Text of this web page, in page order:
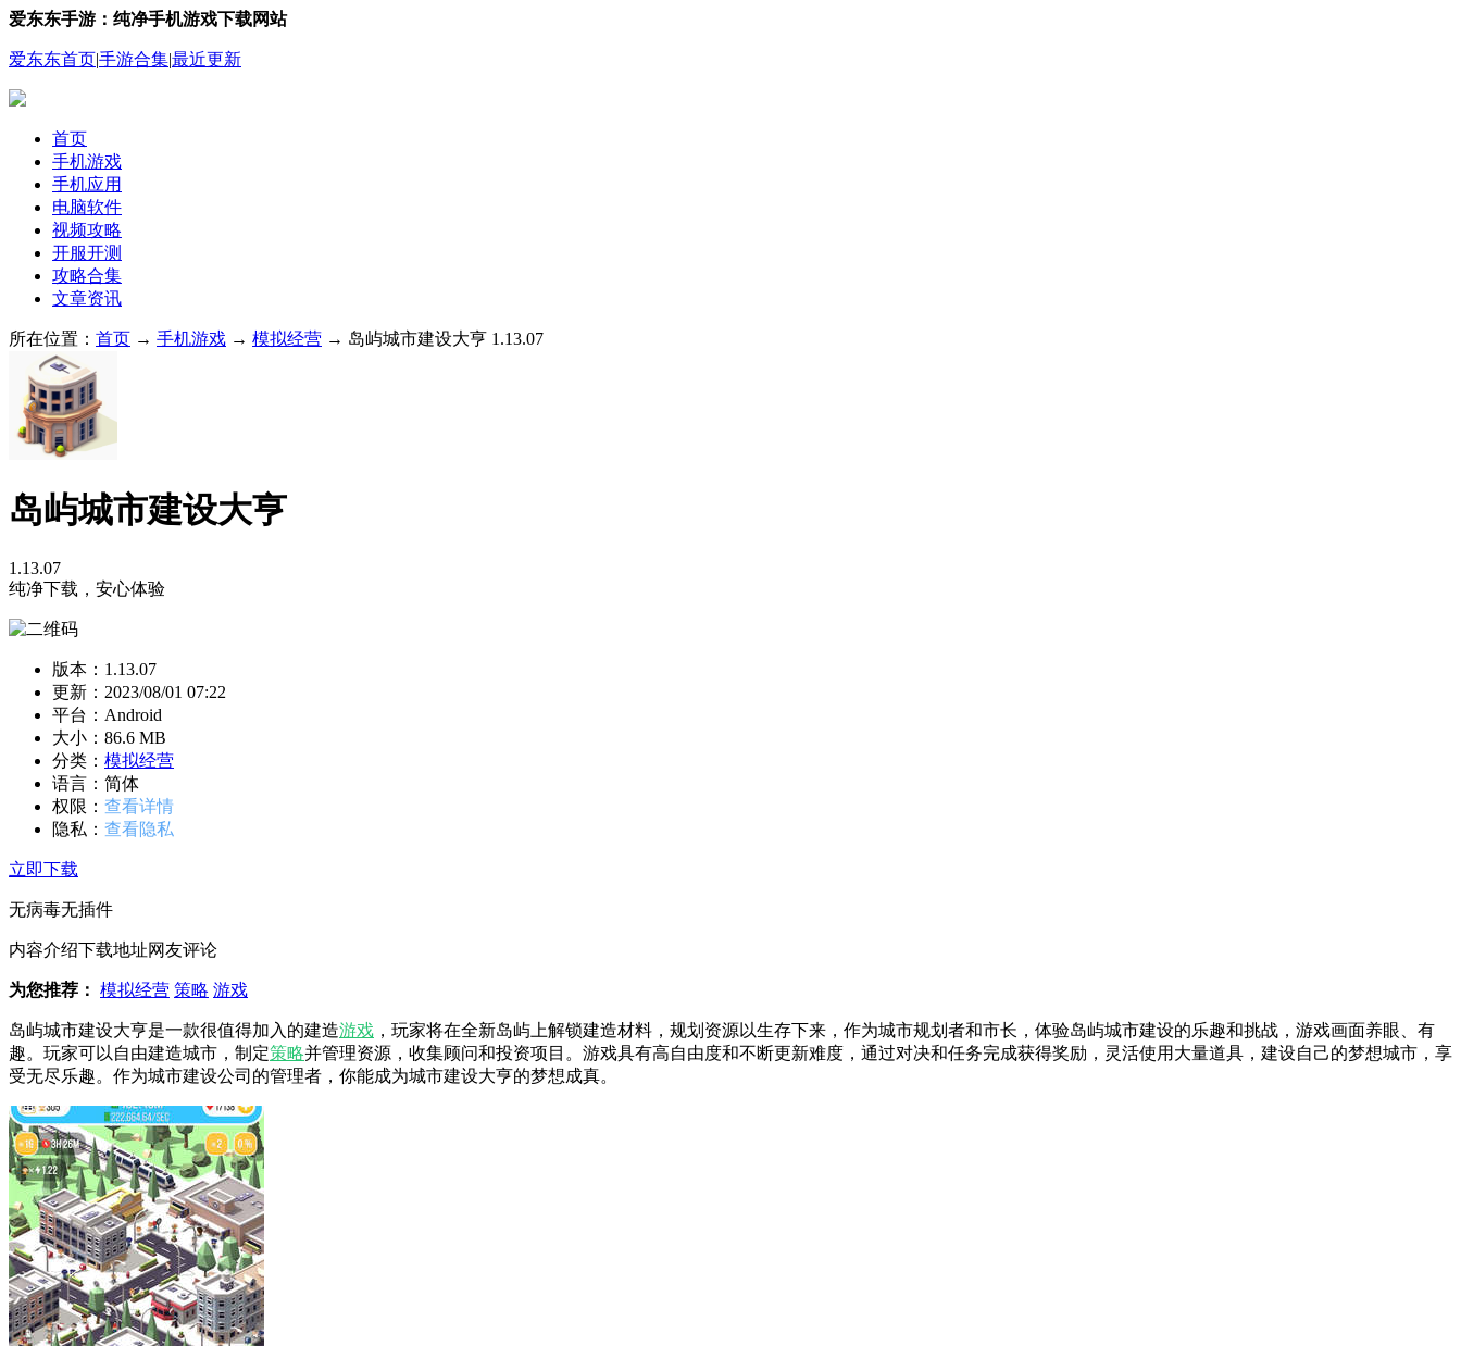
爱东东手游：纯净手机游戏下载网站
爱东东首页|手游合集|最近更新
首页
手机游戏
手机应用
电脑软件
视频攻略
开服开测
攻略合集
文章资讯
所在位置： 首页 → 手机游戏 → 模拟经营 → 岛屿城市建设大亨 1.13.07
岛屿城市建设大亨
1.13.07
纯净下载，安心体验
版本：1.13.07
更新： 2023/08/01 07:22
平台：Android
大小：86.6 MB
分类： 模拟经营
语言：简体
权限： 查看详情
隐私： 查看隐私
立即下载
无病毒无插件
内容介绍下载地址网友评论
为您推荐： 模拟经营 策略 游戏
岛屿城市建设大亨是一款很值得加入的建造游戏 ，玩家将在全新岛屿上解锁建造材料，规划资源以生存下来，作为城市规划者和市长，体验岛屿城市建设的乐趣和挑战，游戏画面养眼、有
趣。玩家可以自由建造城市，制定策略并管理资源，收集顾问和投资项目。游戏具有高自由度和不断更新难度，通过对决和任务完成获得奖励，灵活使用大量道具，建设自己的梦想城市，享
受无尽乐趣。作为城市建设公司的管理者，你能成为城市建设大亨的梦想成真。